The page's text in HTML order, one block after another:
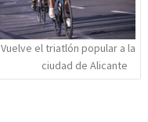
Vuelve el triatlón popular a la
ciudad de Alicante